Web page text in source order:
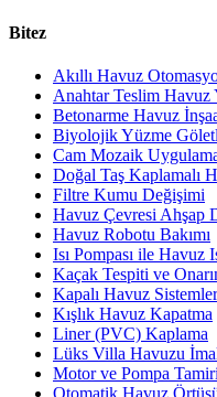
Bitez
Akıllı Havuz
Anahtar Teslim Havuz
Betonarme Havuz
Biyolojik Yüzme
Cam Mozaik
Doğal Taş Kaplamalı
Filtre Kumu Değişimi
Havuz Çevresi Ahşap
Havuz Robotu Bakımı
Isı Pompası ile Havuz
Kaçak Tespiti ve
Kapalı Havuz
Kışlık Havuz Kapatma
Liner (PVC) Kaplama
Lüks Villa Havuzu
Motor ve Pompa Tamiri